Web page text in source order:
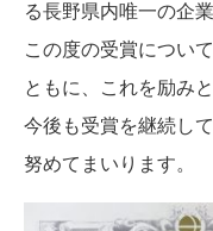
る長野県内唯一の企
この度の受賞につい
ともに、これを励み
今後も受賞を継続し
努めてまいります。